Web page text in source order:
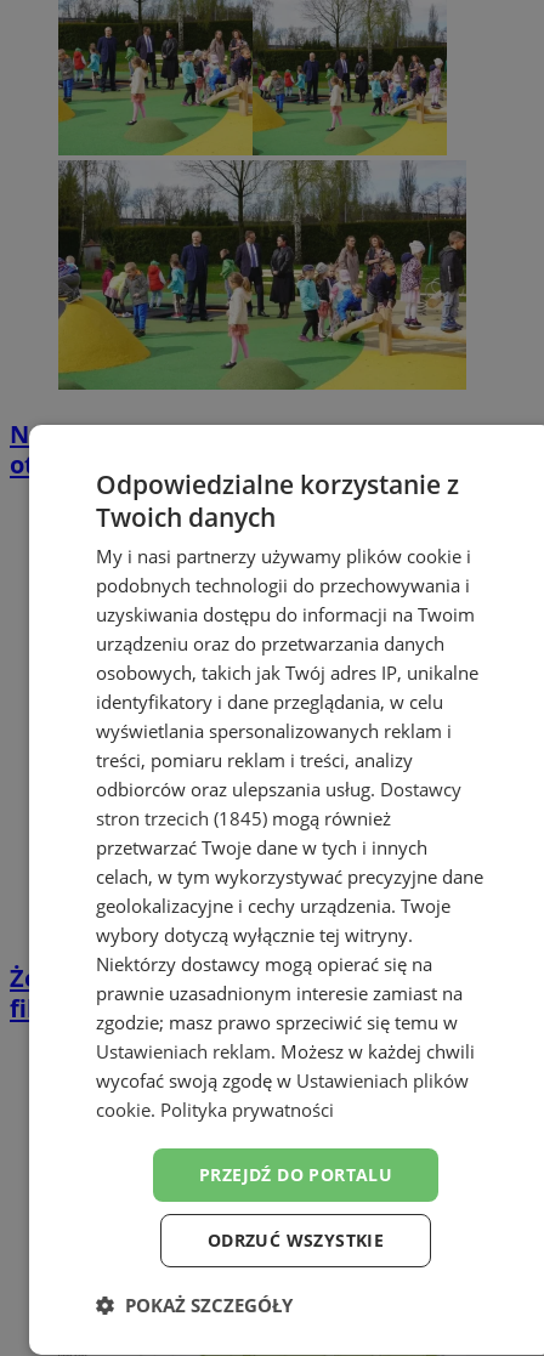
Nowy plac zabaw w Baranowicach już
otwarty! Zachęca do nauki i zabawy
Żory zapraszają na Dzień Trzeźwości z
filmowym hitem
Odpowiedzialne korzystanie z
Twoich danych
My i nasi partnerzy używamy plików cookie i
podobnych technologii do przechowywania i
uzyskiwania dostępu do informacji na Twoim
urządzeniu oraz do przetwarzania danych
osobowych, takich jak Twój adres IP, unikalne
identyfikatory i dane przeglądania, w celu
wyświetlania spersonalizowanych reklam i
treści, pomiaru reklam i treści, analizy
odbiorców oraz ulepszania usług. Dostawcy
stron trzecich (1845) mogą również
przetwarzać Twoje dane w tych i innych
celach, w tym wykorzystywać precyzyjne dane
geolokalizacyjne i cechy urządzenia. Twoje
wybory dotyczą wyłącznie tej witryny.
Niektórzy dostawcy mogą opierać się na
prawnie uzasadnionym interesie zamiast na
zgodzie; masz prawo sprzeciwić się temu w
Ustawieniach reklam. Możesz w każdej chwili
wycofać swoją zgodę w Ustawieniach plików
cookie. Polityka prywatności
PRZEJDŹ DO PORTALU
ODRZUĆ WSZYSTKIE
POKAŻ SZCZEGÓŁY